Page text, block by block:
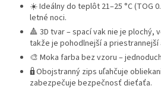
☀️ Ideálny do teplôt 21–25 °C (TOG
letné noci.
🔺 3D tvar – spací vak nie je plochý,
takže je pohodlnejší a priestrannejší
🎨 Moka farba bez vzoru –
🔒 Obojstranný zips uľahčuje
zabezpečuje bezpečnosť dieťaťa.